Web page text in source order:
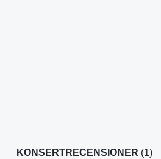
KONSERTRECENSIONER (1)